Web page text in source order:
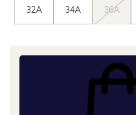
32A 34A 36A